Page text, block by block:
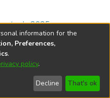
de 2025
de Córdoba
information for the
Preferences,
.
policy.
Decline That's ok